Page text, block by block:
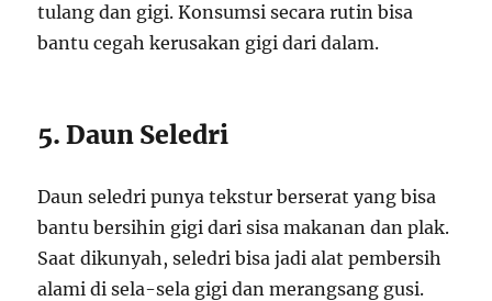
tulang dan gigi. Konsumsi secara rutin bisa
bantu cegah kerusakan gigi dari dalam.
5. Daun Seledri
Daun seledri punya tekstur berserat yang bisa
bantu bersihin gigi dari sisa makanan dan plak.
Saat dikunyah, seledri bisa jadi alat pembersih
alami di sela-sela gigi dan merangsang gusi.